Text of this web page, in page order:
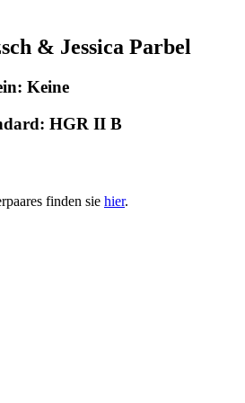
& Jessica Parbel
Keine
HGR II B
finden sie hier.